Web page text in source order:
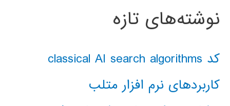
نوشته‌های تازه
کد classical AI search algorithms
کاربردهای نرم افزار متلب